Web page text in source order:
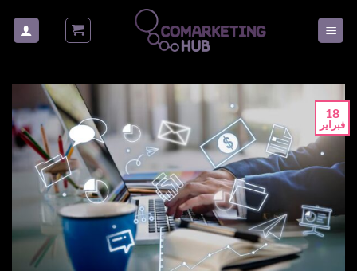
للمحتوى
18
فبراير